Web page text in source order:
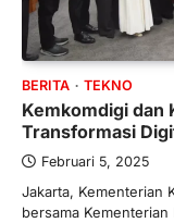
BERITA TEKNO
Kemkomdigi dan
Transformasi
Februari 5, 2025
Jakarta, Kementerian
bersama